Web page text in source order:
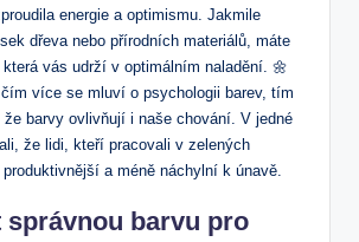
energie a optimismu. Jakmile
dřeva nebo přírodních materiálů, máte
vás udrží v optimálním naladění. 🌼
více se mluví o psychologii barev, tím
barvy ovlivňují i naše chování. V jedné
že lidi, kteří pracovali v zelených
a méně náchylní k únavě.
správnou barvu pro